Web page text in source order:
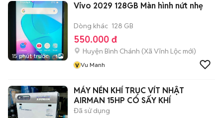
15 phút trước 1
Vivo 2029 128GB Màn hình nứt nhẹ
Dòng khác 128 GB
550.000 đ
Huyện Bình Chánh (Xã Vĩnh Lộc mới)
v Vu Manh
MÁY NÉN KHÍ TRỤC VÍT NHẬT
AIRMAN 15HP CÓ SẤY KHÍ
Đã sử dụng